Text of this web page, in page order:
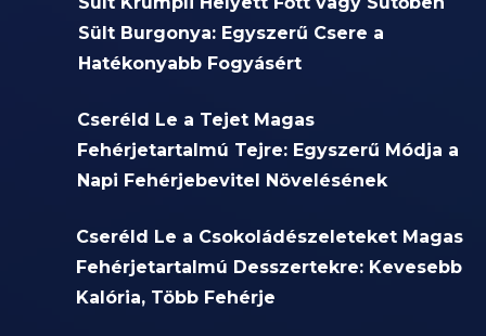
Sült Burgonya: Egyszerű Csere a
Hatékonyabb Fogyásért
Cseréld Le a Tejet Magas
Fehérjetartalmú Tejre: Egyszerű Módja a
Napi Fehérjebevitel Növelésének
Cseréld Le a Csokoládészeleteket Magas
Fehérjetartalmú Desszertekre: Kevesebb
Kalória, Több Fehérje